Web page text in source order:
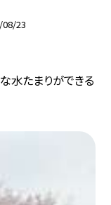
23
水たまりができる